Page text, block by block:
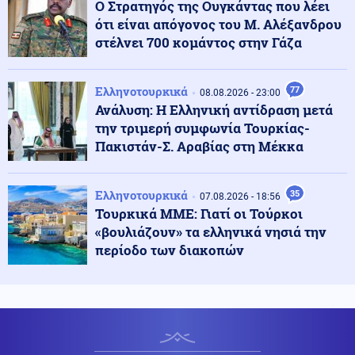
Κόσμος 09.08.2026 - 11:30
ΗΠΑ: «Δώρο» 1 δισ. δολάρια στη Κολομβία στην
ορκωμοσία του νέου προέδρου
Ελληνοτουρκικά 09.08.2026 - 11:26
Ο Τούρκος ΥΠΕΞ Φιντάν καλεί την Αίγυπτο να ενταχθεί
στη "Συμφωνία της Μέκκας" - Τεράστιοι οι κίνδυνοι
για την Ελλάδα
Κόσμος 09.08.2026 - 11:25
Ο «στόλος του Χίτλερ» αναδύεται στον Δούναβη: Η
ξηρασία φέρνει στο φως τα ναυάγια των Ναζί
Ο Στρατηγός της Ουγκάντας που λέει
ότι είναι απόγονος του Μ. Αλέξανδρου
στέλνει 700 κομάντος στην Γάζα
Ελληνοτουρκικά 08.08.2026 - 23:00 77
Ανάλυση: Η Ελληνική αντίδραση μετά
την τριμερή συμφωνία Τουρκίας-
Πακιστάν-Σ. Αραβίας στη Μέκκα
Ελληνοτουρκικά 07.08.2026 - 18:56 35
Τουρκικά ΜΜΕ: Γιατί οι Τούρκοι
«βουλιάζουν» τα ελληνικά νησιά την
περίοδο των διακοπών